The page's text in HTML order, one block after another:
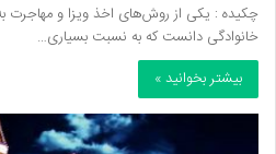
چکیده : یکی از روش‌های اخذ ویزا و مهاجرت
خانوادگی دانست که به نسبت بسیاری…
بیشتر بخوانید »